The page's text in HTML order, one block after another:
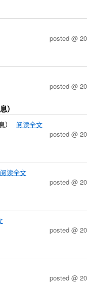
posted @
posted @
）
）
阅读全文
posted @
阅读全文
posted @
posted @
posted @